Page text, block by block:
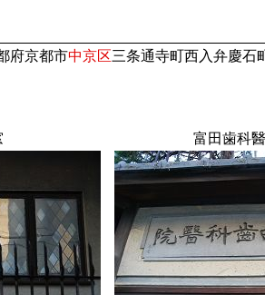
府京都市中京区三条通寺町西入弁慶石
富田歯科